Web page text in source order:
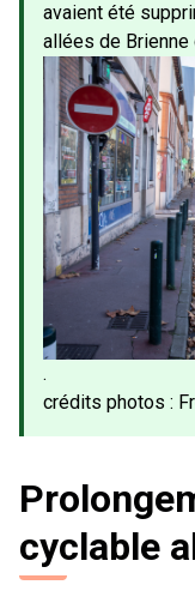
avaient été
allées de
.
crédits photos :
cyclable